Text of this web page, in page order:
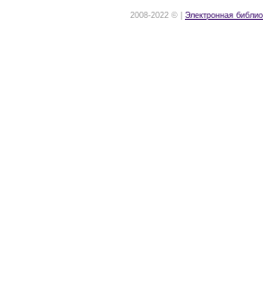
2008-2022 © | Электронная